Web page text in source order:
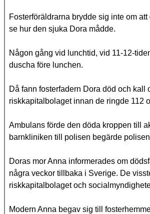
Fosterföräldrarna brydde sig inte om
se hur den sjuka Dora mådde.
Någon gång vid lunchtid, vid 11-12-
duscha före lunchen.
Då fann fosterfadern Dora död och kall
riskkapitalbolaget innan de ringde 112
Ambulans förde den döda kroppen till
barnkliniken till polisen begärde
Doras mor Anna informerades om
några veckor tillbaka i Sverige. De
riskkapitalbolaget och
Modern Anna begav sig till